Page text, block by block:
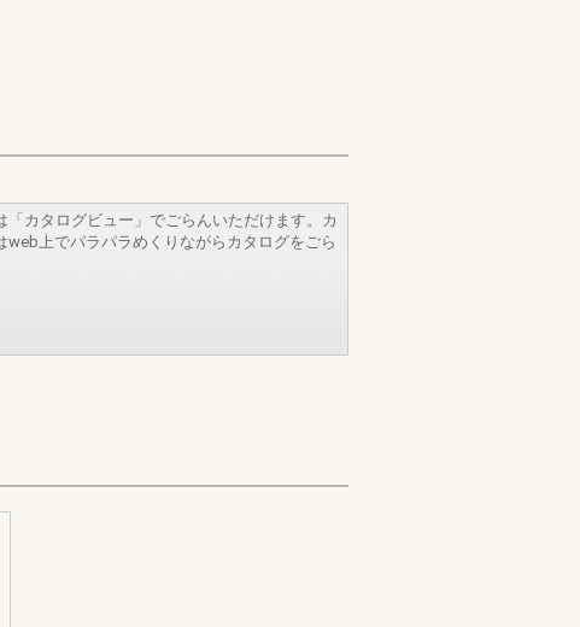
「カタログビュー」でごらんいただけます。カ
web上でパラパラめくりながらカタログをごら